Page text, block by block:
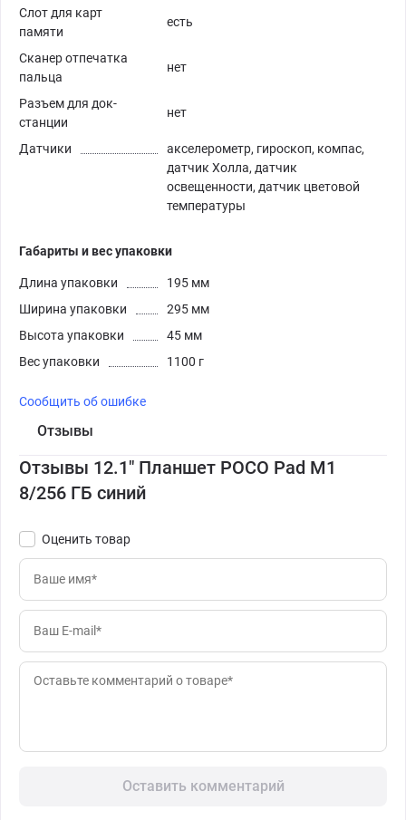
Слот для карт
памяти
есть
Сканер отпечатка
пальца
нет
Разъем для док-
станции
нет
Датчики
акселерометр, гироскоп, компас,
датчик Холла, датчик
освещенности, датчик цветовой
температуры
Габариты и вес упаковки
Длина упаковки
195 мм
Ширина упаковки
295 мм
Высота упаковки
45 мм
Вес упаковки
1100 г
Сообщить об ошибке
Отзывы
Отзывы 12.1" Планшет POCO Pad M1
8/256 ГБ синий
Оценить товар
Оставить комментарий